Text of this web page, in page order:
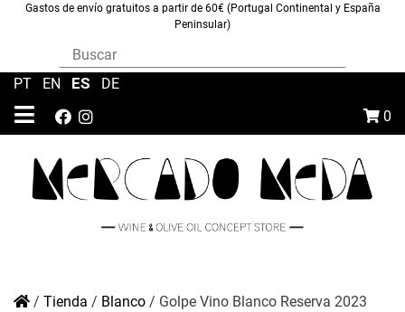
Gastos de envío gratuitos a partir de 60€ (Portugal Continental y España
Peninsular)
0
PT EN ES DE
/ Tienda / Blanco / Golpe Vino Blanco Reserva 2023